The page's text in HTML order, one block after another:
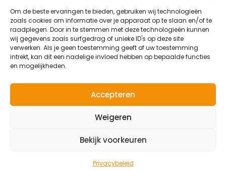
Om de beste ervaringen te bieden, gebruiken wij technologieën
zoals cookies om informatie over je apparaat op te slaan en/of te
raadplegen. Door in te stemmen met deze technologieën kunnen
wij gegevens zoals surfgedrag of unieke ID's op deze site
verwerken. Als je geen toestemming geeft of uw toestemming
intrekt, kan dit een nadelige invloed hebben op bepaalde functies
en mogelijkheden.
Accepteren
Weigeren
Bekijk voorkeuren
Privacybeleid
Burgemeester Krollaan 17
5126 PT Gilze
Magazijn/warehouse:
Burgemeester Krollaan 15
5126 PT Gilze
Privacy & Wettelijk